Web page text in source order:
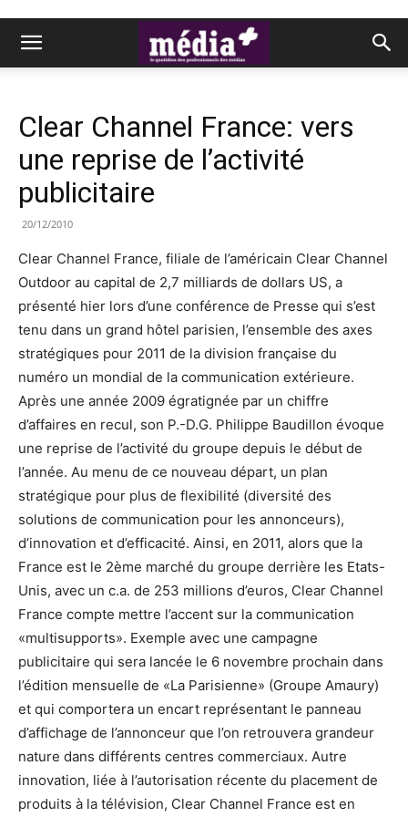
Clear Channel France: vers
une reprise de l’activité
publicitaire
20/12/2010
Clear Channel France, filiale de l’américain Clear Channel
Outdoor au capital de 2,7 milliards de dollars US, a
présenté hier lors d’une conférence de Presse qui s’est
tenu dans un grand hôtel parisien, l’ensemble des axes
stratégiques pour 2011 de la division française du
numéro un mondial de la communication extérieure.
Après une année 2009 égratignée par un chiffre
d’affaires en recul, son P.-D.G. Philippe Baudillon évoque
une reprise de l’activité du groupe depuis le début de
l’année. Au menu de ce nouveau départ, un plan
stratégique pour plus de flexibilité (diversité des
solutions de communication pour les annonceurs),
d’innovation et d’efficacité. Ainsi, en 2011, alors que la
France est le 2ème marché du groupe derrière les Etats-
Unis, avec un c.a. de 253 millions d’euros, Clear Channel
France compte mettre l’accent sur la communication
«multisupports». Exemple avec une campagne
publicitaire qui sera lancée le 6 novembre prochain dans
l’édition mensuelle de «La Parisienne» (Groupe Amaury)
et qui comportera un encart représentant le panneau
d’affichage de l’annonceur que l’on retrouvera grandeur
nature dans différents centres commerciaux. Autre
innovation, liée à l’autorisation récente du placement de
produits à la télévision, Clear Channel France est en